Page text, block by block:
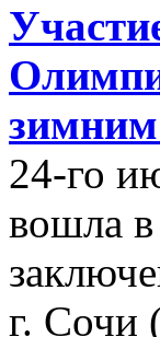
24-го
вошла
г. Сочи